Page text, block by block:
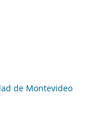
de Montevideo